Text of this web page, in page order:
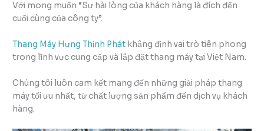
Với mong muốn “Sự hài lòng của khách hàng là đích đến
cuối cùng của công ty”.
Thang Máy Hưng Thịnh Phát khẳng định vai trò tiên phong
trong lĩnh vực cung cấp và lắp đặt thang máy tại Việt Nam.
Chúng tôi luôn cam kết mang đến những giải pháp thang
máy tối ưu nhất, từ chất lượng sản phẩm đến dịch vụ khách
hàng.